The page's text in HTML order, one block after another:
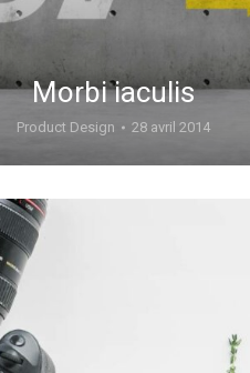
Morbi iaculis
Product Design 28 avril 2014